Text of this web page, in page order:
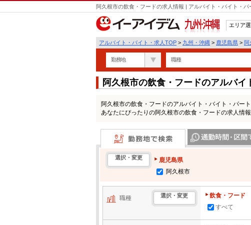
阿久根市の飲食・フードの求人情報 | アルバイト・バイト・
九州・沖縄
エリア
アルバイト・バイト・求人TOP > 九州・沖縄 > 鹿児島県 > 阿
勤務地 職種
阿久根市の飲食・フードのアルバ
阿久根市の飲食・フードのアルバイト・バイト・パー
あなたにぴったりの阿久根市の飲食・フードの求人情報
勤務地で検索
選択・変更
鹿児島県
阿久根市
職種 選択・変更
飲食・フード
すべて